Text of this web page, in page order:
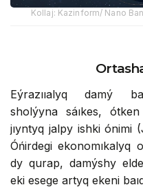
Kollaj: Kazinform/ Nano
Eýrazııalyq damý
sholýyna sáıkes,
jıyntyq jalpy ishki ónimi
Óńirdegi ekonomıkalyq
dy qurap, damýshy
eki esege artyq ekeni